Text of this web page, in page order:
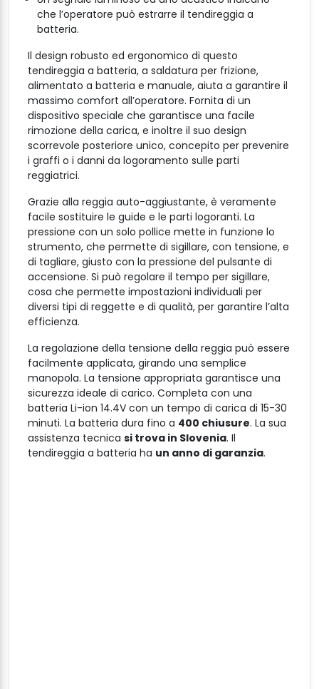
che l’operatore può estrarre il tendireggia a
batteria.
Il design robusto ed ergonomico di questo
tendireggia a batteria, a saldatura per frizione,
alimentato a batteria e manuale, aiuta a garantire il
massimo comfort all’operatore. Fornita di un
dispositivo speciale che garantisce una facile
rimozione della carica, e inoltre il suo design
scorrevole posteriore unico, concepito per prevenire
i graffi o i danni da logoramento sulle parti
reggiatrici.
Grazie alla reggia auto-aggiustante, è veramente
facile sostituire le guide e le parti logoranti. La
pressione con un solo pollice mette in funzione lo
strumento, che permette di sigillare, con tensione, e
di tagliare, giusto con la pressione del pulsante di
accensione. Si può regolare il tempo per sigillare,
cosa che permette impostazioni individuali per
diversi tipi di reggette e di qualità, per garantire l’alta
efficienza.
La regolazione della tensione della reggia può essere
facilmente applicata, girando una semplice
manopola. La tensione appropriata garantisce una
sicurezza ideale di carico. Completa con una
batteria Li-ion 14.4V con un tempo di carica di 15-30
minuti. La batteria dura fino a 400 chiusure. La sua
assistenza tecnica si trova in Slovenia. Il
tendireggia a batteria ha un anno di garanzia.